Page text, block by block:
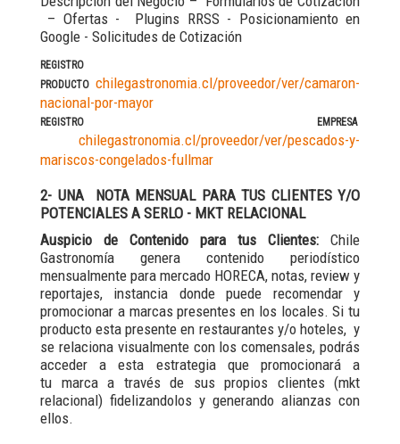
– Ofertas - Plugins RRSS - Posicionamiento en
Google - Solicitudes de Cotización
REGISTRO
PRODUCTO chilegastronomia.cl/proveedor/ver/camaron-
nacional-por-mayor
REGISTRO EMPRESA
chilegastronomia.cl/proveedor/ver/pescados-y-
mariscos-congelados-fullmar
2- UNA NOTA MENSUAL PARA TUS CLIENTES Y/O
POTENCIALES A SERLO - MKT RELACIONAL
Auspicio de Contenido para tus Clientes: Chile
Gastronomía genera contenido periodístico
mensualmente para mercado HORECA, notas, review y
reportajes, instancia donde puede recomendar y
promocionar a marcas presentes en los locales. Si tu
producto esta presente en restaurantes y/o hoteles, y
se relaciona visualmente con los comensales, podrás
acceder a esta estrategia que promocionará a
tu marca a través de sus propios clientes (mkt
relacional) fidelizandolos y generando alianzas con
ellos.